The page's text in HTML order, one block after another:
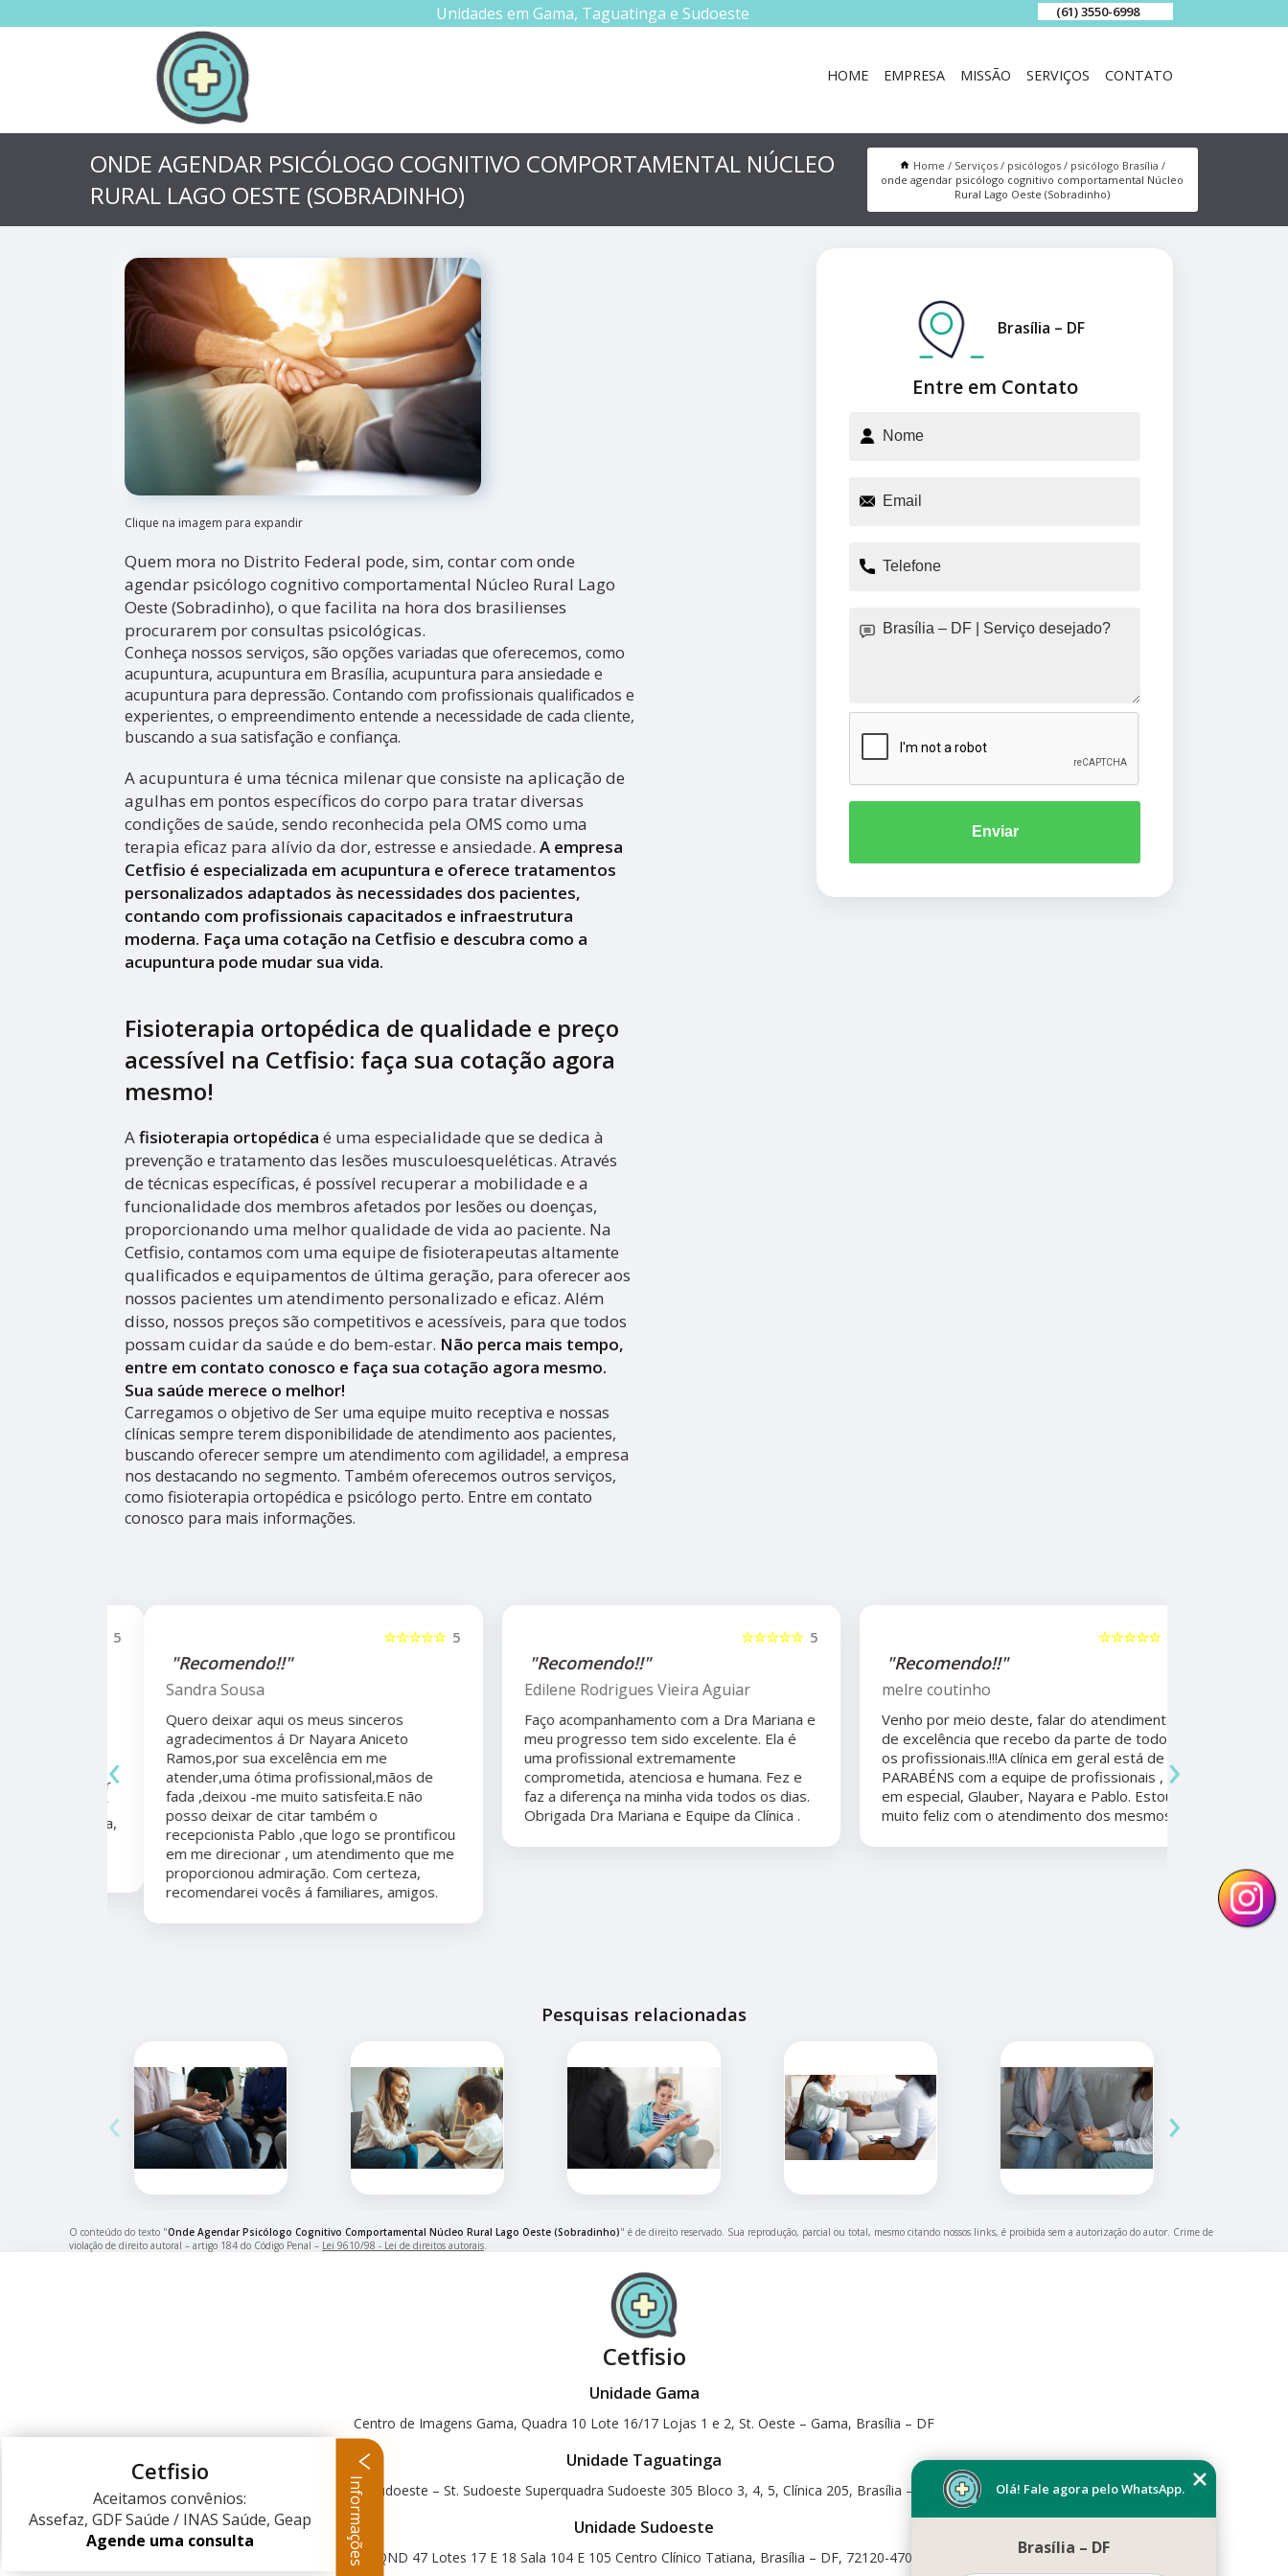
Unidades em Gama, Taguatinga e Sudoeste (61) 3550-6998
HOME EMPRESA MISSÃO SERVIÇOS CONTATO
ONDE AGENDAR PSICÓLOGO COGNITIVO COMPORTAMENTAL NÚCLEO
RURAL LAGO OESTE (SOBRADINHO)
Home Serviços psicólogos
psicólogo Brasília
onde agendar psicólogo cognitivo comportamental Núcleo
Rural Lago Oeste (Sobradinho)
Clique na imagem para expandir
Quem mora no Distrito Federal pode, sim, contar com onde
agendar psicólogo cognitivo comportamental Núcleo Rural Lago
Oeste (Sobradinho), o que facilita na hora dos brasilienses
procurarem por consultas psicológicas.
Conheça nossos serviços, são opções variadas que oferecemos, como
acupuntura, acupuntura em Brasília, acupuntura para ansiedade e
acupuntura para depressão. Contando com profissionais qualificados e
experientes, o empreendimento entende a necessidade de cada cliente,
buscando a sua satisfação e confiança.
A acupuntura é uma técnica milenar que consiste na aplicação de
agulhas em pontos específicos do corpo para tratar diversas
condições de saúde, sendo reconhecida pela OMS como uma
terapia eficaz para alívio da dor, estresse e ansiedade. A empresa
Cetfisio é especializada em acupuntura e oferece tratamentos
personalizados adaptados às necessidades dos pacientes,
contando com profissionais capacitados e infraestrutura
moderna. Faça uma cotação na Cetfisio e descubra como a
acupuntura pode mudar sua vida.
Fisioterapia ortopédica de qualidade e preço
acessível na Cetfisio: faça sua cotação agora
mesmo!
Afisioterapia ortopédica é uma especialidade que se dedica à
prevenção e tratamento das lesões musculoesqueléticas. Através
de técnicas específicas, é possível recuperar a mobilidade e a
funcionalidade dos membros afetados por lesões ou doenças,
proporcionando uma melhor qualidade de vida ao paciente. Na
Cetfisio, contamos com uma equipe de fisioterapeutas altamente
qualificados e equipamentos de última geração, para oferecer aos
nossos pacientes um atendimento personalizado e eficaz. Além
disso, nossos preços são competitivos e acessíveis, para que todos
possam cuidar da saúde e do bem-estar. Não perca mais tempo,
entre em contato conosco e faça sua cotação agora mesmo.
Sua saúde merece o melhor!
Carregamos o objetivo de Ser uma equipe muito receptiva e nossas
clínicas sempre terem disponibilidade de atendimento aos pacientes,
buscando oferecer sempre um atendimento com agilidade!, a empresa
nos destacando no segmento. Também oferecemos outros serviços,
como fisioterapia ortopédica e psicólogo perto. Entre em contato
conosco para mais informações.
Entre em Contato
Brasília – DF
Enviar
5
☆☆☆☆☆
"Recomendo!!"
Sandra Sousa
Quero deixar aqui os meus sinceros
agradecimentos á Dr Nayara Aniceto
Ramos,por sua excelência em me
atender,uma ótima profissional,mãos de
fada ,deixou -me muito satisfeita.E não
posso deixar de citar também o
recepcionista Pablo ,que logo se prontificou
em me direcionar , um atendimento que me
proporcionou admiração. Com certeza,
recomendarei vocês á familiares, amigos.
5
☆☆☆☆☆
"Recomendo!!"
Edilene Rodrigues Vieira Aguiar
Faço acompanhamento com a Dra Mariana e
meu progresso tem sido excelente. Ela é
uma profissional extremamente
comprometida, atenciosa e humana. Fez e
faz a diferença na minha vida todos os dias.
Obrigada Dra Mariana e Equipe da Clínica .
5
☆☆☆☆☆
"Recomendo!!"
melre coutinho
Venho por meio deste, falar do atendimento
de excelência que recebo da parte de todos
os profissionais.!!!A clínica em geral está de
PARABÉNS com a equipe de profissionais ,
em especial, Glauber, Nayara e Pablo. Estou
muito feliz com o atendimento dos mesmos.
‹ ›
Pesquisas relacionadas
‹ ›
O conteúdo do texto "Onde Agendar Psicólogo Cognitivo Comportamental Núcleo Rural Lago Oeste (Sobradinho)" é de direito reservado. Sua reprodução, parcial ou total, mesmo citando nossos links, é proibida sem a autorização do autor. Crime de
violação de direito autoral – artigo 184 do Código Penal – Lei 9610/98 - Lei de direitos autorais
Cetfisio
Unidade Gama
Centro de Imagens Gama, Quadra 10 Lote 16/17 Lojas 1 e 2, St. Oeste – Gama, Brasília – DF
Unidade Taguatinga
Centro Clínico Sudoeste – St. Sudoeste Superquadra Sudoeste 305 Bloco 3, 4, 5, Clínica 205, Brasília – DF, 70673-416
Unidade Sudoeste
QND 47 Lotes 17 E 18 Sala 104 E 105 Centro Clínico Tatiana, Brasília – DF, 72120-470
Olá! Fale agora pelo WhatsApp.
Brasília – DF
Cetfisio
Aceitamos convênios:
Assefaz, GDF Saúde / INAS Saúde, Geap
Agende uma consulta
Informações